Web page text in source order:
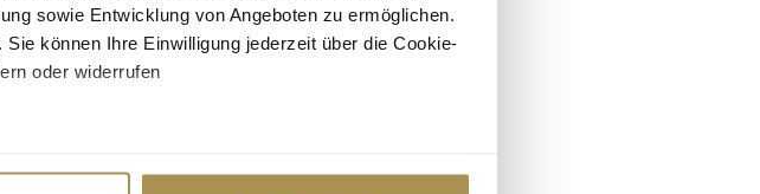
sowie Entwicklung von Angeboten zu ermöglichen.
können Ihre Einwilligung jederzeit über die Cookie-
oder widerrufen